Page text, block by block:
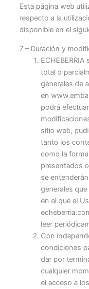
Esta página web
respecto a la
disponible en el
7 – Duración y
total o
generales de
en
podrá
sitio web,
tanto los
como la
presentados
se
generales
en el que el
leer
Con
condiciones
dar por
cualquier
el acceso a